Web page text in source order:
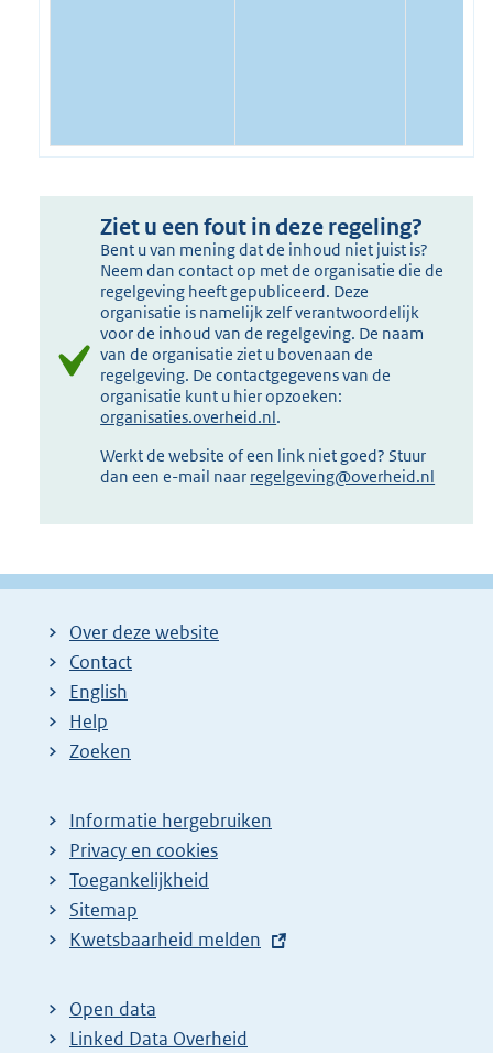
Ziet u een fout in deze regeling?
Bent u van mening dat de inhoud niet juist is?
Neem dan contact op met de organisatie die de
regelgeving heeft gepubliceerd. Deze
organisatie is namelijk zelf verantwoordelijk
voor de inhoud van de regelgeving. De naam
van de organisatie ziet u bovenaan de
regelgeving. De contactgegevens van de
organisatie kunt u hier opzoeken:
organisaties.overheid.nl.
Werkt de website of een link niet goed? Stuur
dan een e-mail naar regelgeving@overheid.nl
Over deze website
Contact
English
Help
Zoeken
Informatie hergebruiken
Privacy en cookies
Toegankelijkheid
Sitemap
E
t
e
Kwetsbaarheid melden
Open data
Linked Data Overheid